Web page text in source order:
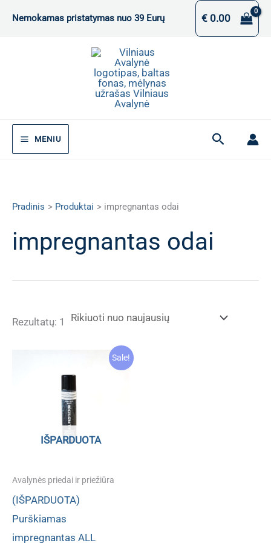
Nemokamas pristatymas nuo 39 Eurų €0.00
MENIU Paieška
Pradinis Produktai impregnantas odai
impregnantas odai
Rezultatų: 1
Sale!
IŠPARDUOTA
Avalynės priedai ir priežiūra
(IŠPARDUOTA)
Purškiamas
impregnantas ALL